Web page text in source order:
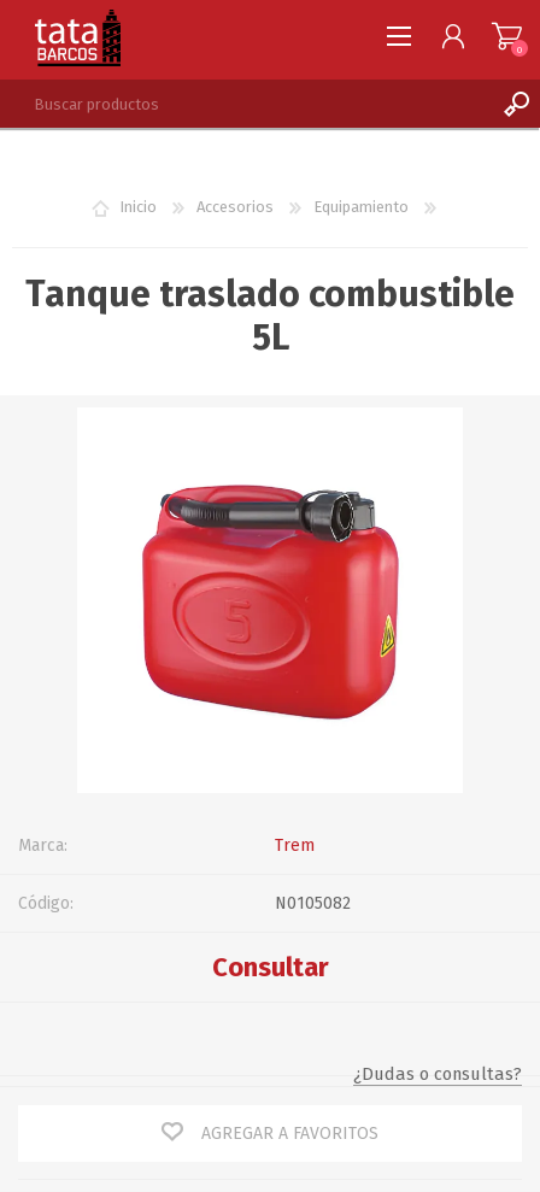
LISTA DE DESEOS
0
Inicio Accesorios Equipamiento
Tanque traslado combustible
5L
Marca: Trem
Código: N0105082
Consultar
¿Dudas o consultas?
AGREGAR A FAVORITOS